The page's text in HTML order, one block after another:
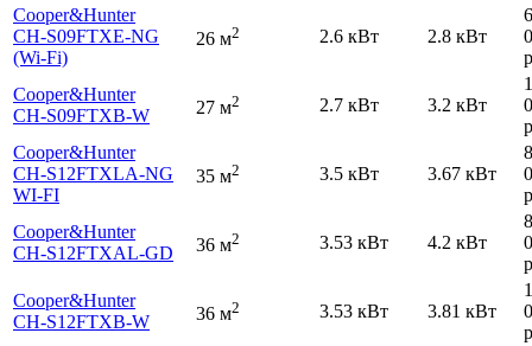
Cooper&Hunter
CH-S09FTXE-NG
(Wi-Fi)
26 м2 2.6 кВт 2.8 кВт
Cooper&Hunter
CH-S09FTXB-W
27 м2 2.7 кВт 3.2 кВт
Cooper&Hunter
CH-S12FTXLA-NG
WI-FI
35 м2 3.5 кВт 3.67 кВт
Cooper&Hunter
CH-S12FTXAL-GD
36 м2 3.53 кВт 4.2 кВт
Cooper&Hunter
CH-S12FTXB-W
36 м2 3.53 кВт 3.81 кВт